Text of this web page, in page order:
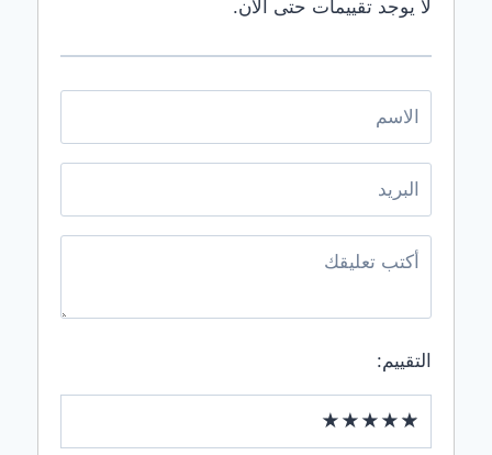
سكراب بمكة
طي
لا يوجد تقييمات حتى الآن.
التقييم: